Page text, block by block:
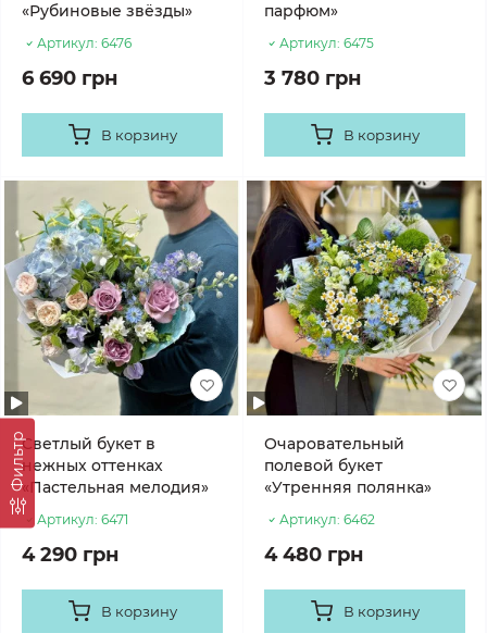
Фильтр
«Рубиновые звёзды»
Артикул: 6476
6 690 грн
В корзину
парфюм»
Артикул: 6475
3 780 грн
В корзину
Светлый букет в
нежных оттенках
«Пастельная мелодия»
Артикул: 6471
4 290 грн
В корзину
Очаровательный
полевой букет
«Утренняя полянка»
Артикул: 6462
4 480 грн
В корзину